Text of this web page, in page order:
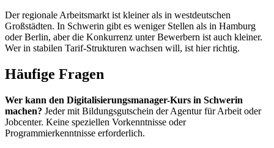
Der regionale Arbeitsmarkt ist kleiner als in westdeutschen
Großstädten. In Schwerin gibt es weniger Stellen als in Hamburg
oder Berlin, aber die Konkurrenz unter Bewerbern ist auch kleiner.
Wer in stabilen Tarif-Strukturen wachsen will, ist hier richtig.
Häufige Fragen
Wer kann den Digitalisierungsmanager-Kurs in Schwerin
machen? Jeder mit Bildungsgutschein der Agentur für Arbeit oder
Jobcenter. Keine speziellen Vorkenntnisse oder
Programmierkenntnisse erforderlich.